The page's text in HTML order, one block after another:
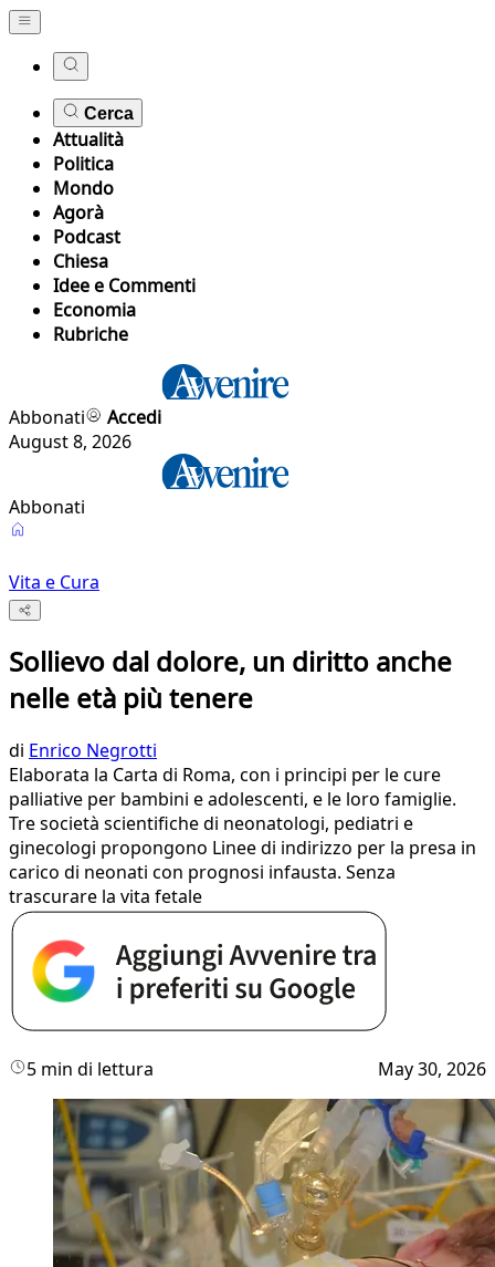
Cerca
Attualità
Politica
Mondo
Agorà
Podcast
Chiesa
Idee e Commenti
Economia
Rubriche
Abbonati
Accedi
August 8, 2026
Abbonati
Vita e Cura
Sollievo dal dolore, un diritto anche
nelle età più tenere
di Enrico Negrotti
Elaborata la Carta di Roma, con i principi per le cure
palliative per bambini e adolescenti, e le loro famiglie.
Tre società scientifiche di neonatologi, pediatri e
ginecologi propongono Linee di indirizzo per la presa in
carico di neonati con prognosi infausta. Senza
trascurare la vita fetale
5 min di lettura May 30, 2026